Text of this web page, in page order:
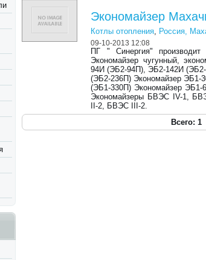
Экономайзер
Котлы отопления, Россия,
09-10-2013 12:08
ПГ " Синергия" производит
Экономайзер чугунный,
94И (ЭБ2-94П), ЭБ2-142И
(ЭБ2-236П) Экономайзер ЭБ1-
(ЭБ1-330П) Экономайзер
Экономайзеры БВЭС IV-1,
II-2, БВЭС III-2.
Всего: 1